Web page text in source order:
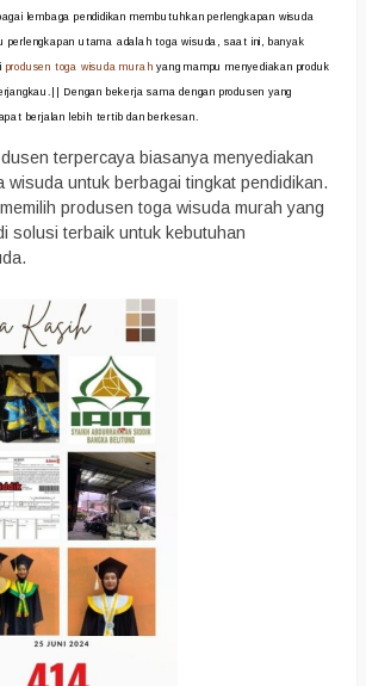
lembaga pendidikan membutuhkan perlengkapan wisuda
utama adalah toga wisuda, saat ini, banyak
produsen toga wisuda murah yang mampu menyediakan produk
Dengan bekerja sama dengan produsen yang
berjalan lebih tertib dan berkesan.
terpercaya biasanya menyediakan
wisuda untuk berbagai tingkat pendidikan.
produsen toga wisuda murah yang
solusi terbaik untuk kebutuhan